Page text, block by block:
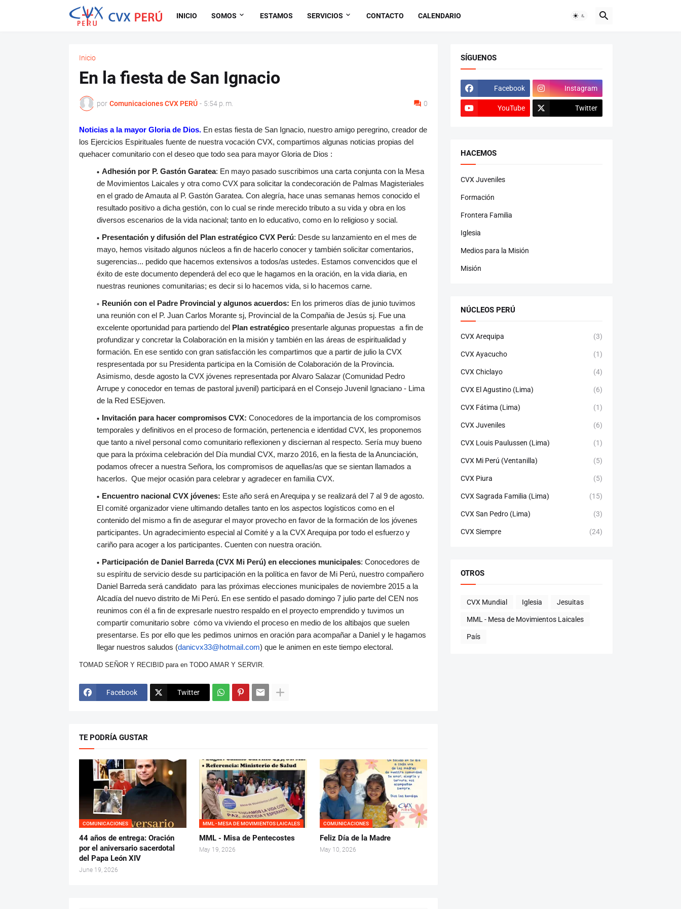
INICIO SOMOS ESTAMOS SERVICIOS CONTACTO CALENDARIO
Inicio
En la fiesta de San Ignacio
por Comunicaciones CVX PERÚ - 5:54 p. m. 0
Noticias a la mayor Gloria de Dios. En estas fiesta de San Ignacio, nuestro amigo peregrino, creador de
los Ejercicios Espirituales fuente de nuestra vocación CVX, compartimos algunas noticias propias del
quehacer comunitario con el deseo que todo sea para mayor Gloria de Dios :
Adhesión por P. Gastón Garatea: En mayo pasado suscribimos una carta conjunta con la Mesa
de Movimientos Laicales y otra como CVX para solicitar la condecoración de Palmas Magisteriales
en el grado de Amauta al P. Gastón Garatea. Con alegría, hace unas semanas hemos conocido el
resultado positivo a dicha gestión, con lo cual se rinde merecido tributo a su vida y obra en los
diversos escenarios de la vida nacional; tanto en lo educativo, como en lo religioso y social.
Presentación y difusión del Plan estratégico CVX Perú: Desde su lanzamiento en el mes de
mayo, hemos visitado algunos núcleos a fin de hacerlo conocer y también solicitar comentarios,
sugerencias... pedido que hacemos extensivos a todos/as ustedes. Estamos convencidos que el
éxito de este documento dependerá del eco que le hagamos en la oración, en la vida diaria, en
nuestras reuniones comunitarias; es decir si lo hacemos vida, si lo hacemos carne.
Reunión con el Padre Provincial y algunos acuerdos: En los primeros días de junio tuvimos
una reunión con el P. Juan Carlos Morante sj, Provincial de la Compañia de Jesús sj. Fue una
excelente oportunidad para partiendo del Plan estratégicopresentarle algunas propuestas a fin de
profundizar y concretar la Colaboración en la misión y también en las áreas de espiritualidad y
formación. En ese sentido con gran satisfacción les compartimos que a partir de julio la CVX
respresentada por su Presidenta participa en la Comisión de Colaboración de la Provincia.
Asimismo, desde agosto la CVX jóvenes representada por Alvaro Salazar (Comunidad Pedro
Arrupe y conocedor en temas de pastoral juvenil) participará en el Consejo Juvenil Ignaciano - Lima
de la Red ESEjoven.
Invitación para hacer compromisos CVX: Conocedores de la importancia de los compromisos
temporales y definitivos en el proceso de formación, pertenencia e identidad CVX, les proponemos
que tanto a nivel personal como comunitario reflexionen y disciernan al respecto. Sería muy bueno
que para la próxima celebración del Día mundial CVX, marzo 2016, en la fiesta de la Anunciación,
podamos ofrecer a nuestra Señora, los compromisos de aquellas/as que se sientan llamados a
hacerlos. Que mejor ocasión para celebrar y agradecer en familia CVX.
Encuentro nacional CVX jóvenes: Este año será en Arequipa y se realizará del 7 al 9 de agosto.
El comité organizador viene ultimando detalles tanto en los aspectos logísticos como en el
contenido del mismo a finde asegurar el mayor provecho en favor de la formación de los jóvenes
participantes. Un agradecimiento especial al Comité y a la CVX Arequipa por todo el esfuerzo y
cariño para acoger a los participantes. Cuenten con nuestra oración.
Participación de Daniel Barreda (CVX Mi Perú) en elecciones municipales: Conocedores de
su espíritu de servicio desde su participación en la política en favor de Mi Perú, nuestro compañero
Daniel Barreda será candidato para las próximas elecciones municipales de noviembre 2015 a la
Alcadía del nuevo distrito de Mi Perú. En ese sentido el pasado domingo 7 julio parte del CEN nos
reunimos con él a fin de expresarle nuestro respaldo en el proyecto emprendido y tuvimos un
compartir comunitario sobre cómo va viviendo el proceso en medio de los altibajos que suelen
presentarse. Es por ello que les pedimos unirnos en oración para acompañar a Daniel y le hagamos
llegar nuestros saludos (danicvx33@hotmail.com) que le animen en este tiempo electoral.
TOMAD SEÑOR Y RECIBID para en TODO AMAR Y SERVIR.
Facebook Twitter
TE PODRÍA GUSTAR
COMUNICACIONES
44 años de entrega: Oración
por el aniversario sacerdotal
del Papa León XIV
June 19, 2026
MML - MESA DE MOVIMIENTOS LAICALES
MML - Misa de Pentecostes
May 19, 2026
COMUNICACIONES
Feliz Día de la Madre
May 10, 2026
SÍGUENOS
Facebook Instagram
YouTube Twitter
HACEMOS
CVX Juveniles
Formación
Frontera Familia
Iglesia
Medios para la Misión
Misión
NÚCLEOS PERÚ
CVX Arequipa (3)
CVX Ayacucho (1)
CVX Chiclayo (4)
CVX El Agustino (Lima) (6)
CVX Fátima (Lima) (1)
CVX Juveniles (6)
CVX Louis Paulussen (Lima) (1)
CVX Mi Perú (Ventanilla) (5)
CVX Piura (5)
CVX Sagrada Familia (Lima) (15)
CVX San Pedro (Lima) (3)
CVX Siempre (24)
OTROS
CVX Mundial Iglesia Jesuitas
MML - Mesa de Movimientos Laicales
País